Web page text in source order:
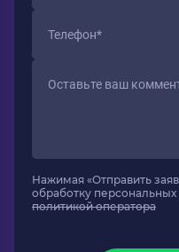
Нажимая «Отправить
обработку персональных
политикой оператора